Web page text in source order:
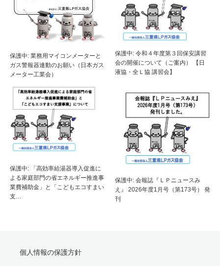
保護中: 業務用マイコンメーターと
ガス警報器連動のお願い（日本ガス
メーター工業会）
保護中: 令和４年度第３回保安講習
会の開催について（ご案内） 【日
液協・全Ｌ協 講習会】
保護中: 「高効率給湯器導入促進に
よる家庭部門の省エネルギー推進事
業費補助金」と「こどもエコすまい
支…
保護中: 会報誌『ＬＰニュースみ
え』 2026年度1月号（第173号） 発
刊
個人情報の保護方針